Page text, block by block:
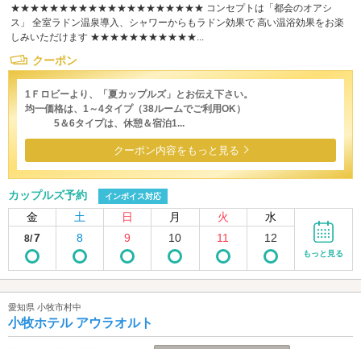
★★★★★★★★★★★★★★★★★★★★ コンセプトは「都会のオアシ
ス」 全室ラドン温泉導入、シャワーからもラドン効果で 高い温浴効果をお楽
しみいただけます ★★★★★★★★★★★...
クーポン
1Ｆロビーより、「夏カップルズ」とお伝え下さい。
均一価格は、1～4タイプ（38ルームでご利用OK）
5＆6タイプは、休憩＆宿泊1...
クーポン内容をもっと見る
カップルズ予約 インボイス対応
金 土 日 月 火 水
8/7 8 9 10 11 12
もっと見る
愛知県 小牧市村中
小牧ホテル アウラオルト